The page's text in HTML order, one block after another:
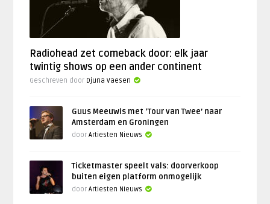
Radiohead zet comeback door: elk jaar
twintig shows op een ander continent
Geschreven door Djuna Vaesen
Guus Meeuwis met ‘Tour van Twee’ naar
Amsterdam en Groningen
doorArtiesten Nieuws
Ticketmaster speelt vals: doorverkoop
buiten eigen platform onmogelijk
doorArtiesten Nieuws